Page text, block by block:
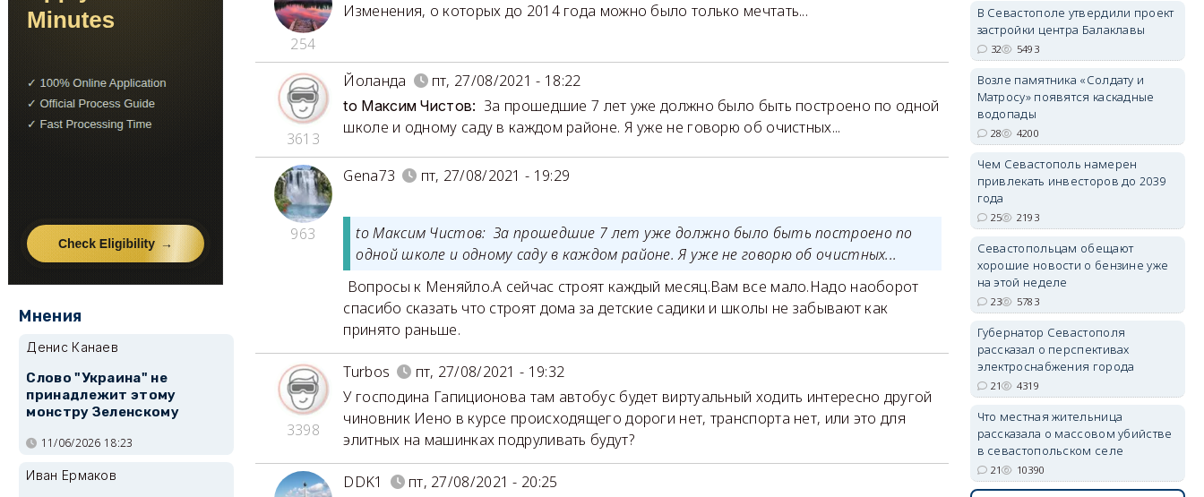
254
Изменения, о которых до 2014 года можно было только мечтать...
3613
Йоланда пт, 27/08/2021 - 18:22
to Максим Чистов: За прошедшие 7 лет уже должно было быть построено по одной
школе и одному саду в каждом районе. Я уже не говорю об очистных...
963
Gena73 пт, 27/08/2021 - 19:29
to Максим Чистов: За прошедшие 7 лет уже должно было быть построено по
одной школе и одному саду в каждом районе. Я уже не говорю об очистных...
Вопросы к Меняйло.А сейчас строят каждый месяц.Вам все мало.Надо наоборот
спасибо сказать что строят дома за детские садики и школы не забывают как
принято раньше.
3398
Turbos
пт, 27/08/2021 - 19:32
У господина Гапиционова там автобус будет виртуальный ходить интересно другой
чиновник Иено в курсе происходящего дороги нет, транспорта нет, или это для
элитных на машинках подруливать будут?
DDK1 пт, 27/08/2021 - 20:25
Мнения
Денис Канаев
Слово "Украина" не
принадлежит этому
монстру Зеленскому
11/06/2026 18:23
Иван Ермаков
В Севастополе утвердили проект
застройки центра Балаклавы
32 5493
Возле памятника «Солдату и
Матросу» появятся каскадные
водопады
28 4200
Чем Севастополь намерен
привлекать инвесторов до 2039
года
25 2193
Севастопольцам обещают
хорошие новости о бензине уже
на этой неделе
23 5783
Губернатор Севастополя
рассказал о перспективах
электроснабжения города
21 4319
Что местная жительница
рассказала о массовом убийстве
в севастопольском селе
21 10390